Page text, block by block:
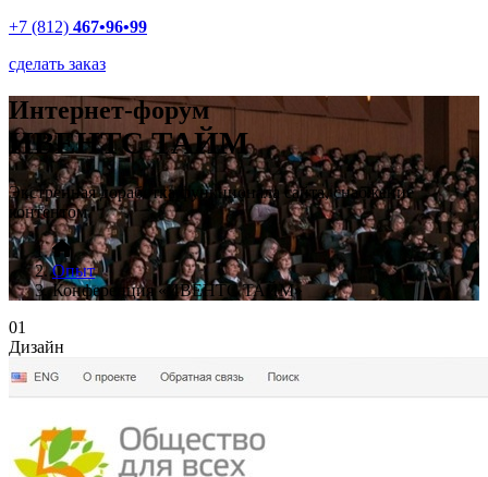
+7 (812) 467•96•99
сделать заказ
Интернет-форум
ИВЕНТС ТАЙМ
Экстренная доработка функционала сайта, снабжение
контентом.
Опыт
Конференция «ИВЕНТС ТАЙМ»
01
Дизайн